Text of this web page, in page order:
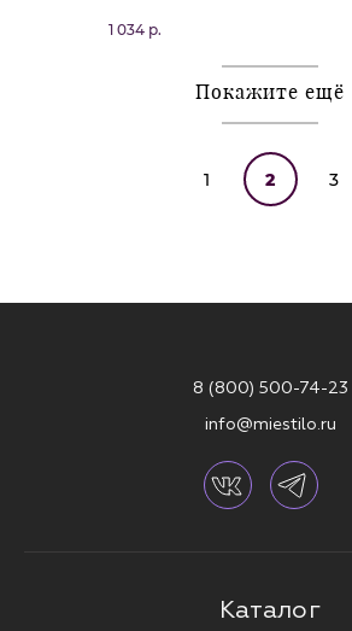
1 034 р.
Покажите ещё
1 2 3
8 (800) 500-74-23
info@miestilo.ru
Каталог